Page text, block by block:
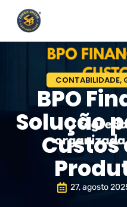
CONTABILIDADE,
BPO
Solução
Custos
27, agosto